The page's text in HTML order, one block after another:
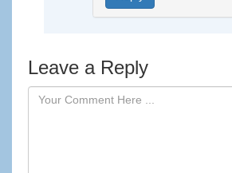
Leave a Reply